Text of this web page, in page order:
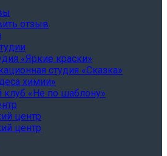
отзыв
«Яркие краски»
студия «Сказка»
химии»
клуб «Не по шаблону»
центр
центр